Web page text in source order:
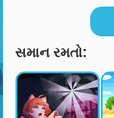
સમાન રમતો: